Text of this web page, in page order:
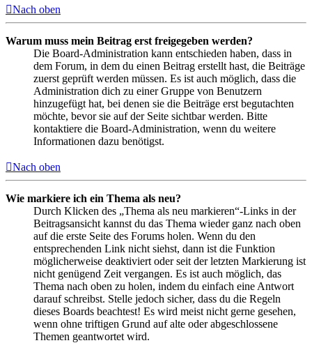
Nach oben
Warum muss mein Beitrag erst freigegeben werden?
Die Board-Administration kann entschieden haben, dass in
dem Forum, in dem du einen Beitrag erstellt hast, die Beiträge
zuerst geprüft werden müssen. Es ist auch möglich, dass die
Administration dich zu einer Gruppe von Benutzern
hinzugefügt hat, bei denen sie die Beiträge erst begutachten
möchte, bevor sie auf der Seite sichtbar werden. Bitte
kontaktiere die Board-Administration, wenn du weitere
Informationen dazu benötigst.
Nach oben
Wie markiere ich ein Thema als neu?
Durch Klicken des „Thema als neu markieren“-Links in der
Beitragsansicht kannst du das Thema wieder ganz nach oben
auf die erste Seite des Forums holen. Wenn du den
entsprechenden Link nicht siehst, dann ist die Funktion
möglicherweise deaktiviert oder seit der letzten Markierung ist
nicht genügend Zeit vergangen. Es ist auch möglich, das
Thema nach oben zu holen, indem du einfach eine Antwort
darauf schreibst. Stelle jedoch sicher, dass du die Regeln
dieses Boards beachtest! Es wird meist nicht gerne gesehen,
wenn ohne triftigen Grund auf alte oder abgeschlossene
Themen geantwortet wird.